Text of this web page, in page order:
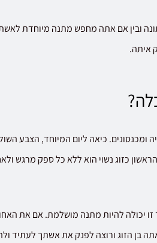
ובין אם אתה מחפש מתנה מיוחדת
איתה.
ומכנסונים. כיאה ליום המיוחד, הצבע
כזוג נשוי הוא ללא כל ספק מרגש
זו יכולה להיות מתנה מושלמת. אם את
בן הזוג ורוצה לפנק את אשתך לעתיד